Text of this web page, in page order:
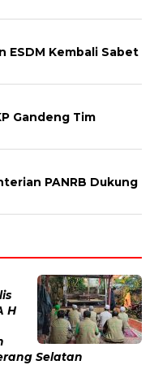
ESDM Kembali Sabet
Gandeng Tim
PANRB Dukung
H
Selatan